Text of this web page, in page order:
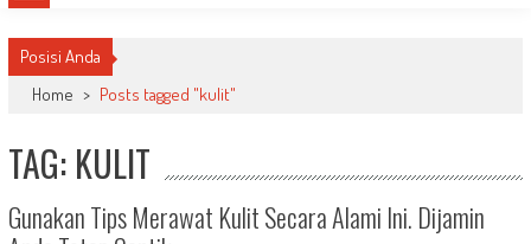
Posisi Anda
Home > Posts tagged "kulit"
TAG: KULIT
Gunakan Tips Merawat Kulit Secara Alami Ini. Dijamin